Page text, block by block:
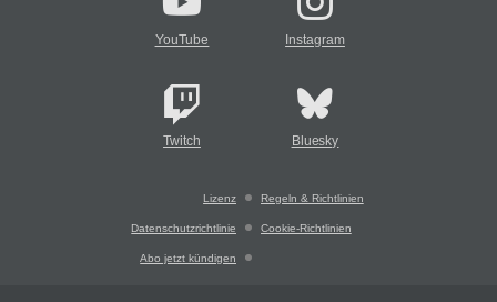
YouTube Instagram
Twitch Bluesky
Lizenz Regeln & Richtlinien
Datenschutzrichtlinie Cookie-Richtlinien
Abo jetzt kündigen